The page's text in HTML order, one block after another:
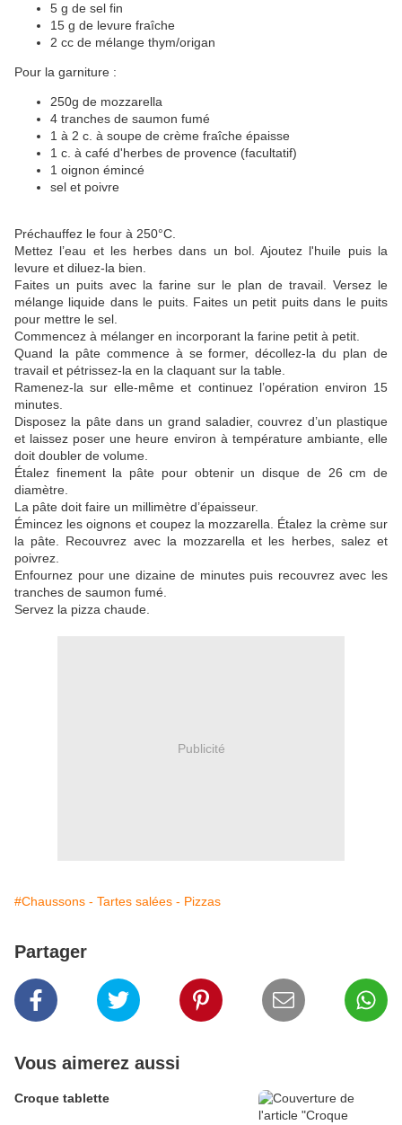
5 g de sel fin
15 g de levure fraîche
2 cc de mélange thym/origan
Pour la garniture :
250g de mozzarella
4 tranches de saumon fumé
1 à 2 c. à soupe de crème fraîche épaisse
1 c. à café d'herbes de provence (facultatif)
1 oignon émincé
sel et poivre
Préchauffez le four à 250°C.
Mettez l’eau et les herbes dans un bol. Ajoutez l'huile puis la
levure et diluez-la bien.
Faites un puits avec la farine sur le plan de travail. Versez le
mélange liquide dans le puits. Faites un petit puits dans le puits
pour mettre le sel.
Commencez à mélanger en incorporant la farine petit à petit.
Quand la pâte commence à se former, décollez-la du plan de
travail et pétrissez-la en la claquant sur la table.
Ramenez-la sur elle-même et continuez l’opération environ 15
minutes.
Disposez la pâte dans un grand saladier, couvrez d’un plastique
et laissez poser une heure environ à température ambiante, elle
doit doubler de volume.
Étalez finement la pâte pour obtenir un disque de 26 cm de
diamètre.
La pâte doit faire un millimètre d’épaisseur.
Émincez les oignons et coupez la mozzarella. Étalez la crème sur
la pâte. Recouvrez avec la mozzarella et les herbes, salez et
poivrez.
Enfournez pour une dizaine de minutes puis recouvrez avec les
tranches de saumon fumé.
Servez la pizza chaude.
Publicité
#Chaussons - Tartes salées - Pizzas
Partager
Vous aimerez aussi
Croque tablette